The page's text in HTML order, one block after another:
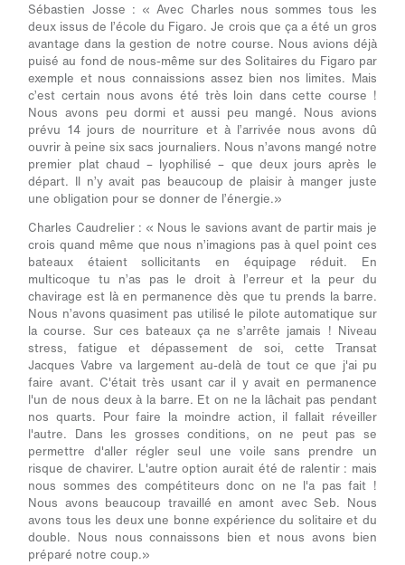
Sébastien Josse : « Avec Charles nous sommes tous les
deux issus de l’école du Figaro. Je crois que ça a été un gros
avantage dans la gestion de notre course. Nous avions déjà
puisé au fond de nous-même sur des Solitaires du Figaro par
exemple et nous connaissions assez bien nos limites. Mais
c’est certain nous avons été très loin dans cette course !
Nous avons peu dormi et aussi peu mangé. Nous avions
prévu 14 jours de nourriture et à l’arrivée nous avons dû
ouvrir à peine six sacs journaliers. Nous n’avons mangé notre
premier plat chaud – lyophilisé – que deux jours après le
départ. Il n’y avait pas beaucoup de plaisir à manger juste
une obligation pour se donner de l’énergie.»
Charles Caudrelier : « Nous le savions avant de partir mais je
crois quand même que nous n’imagions pas à quel point ces
bateaux étaient sollicitants en équipage réduit. En
multicoque tu n’as pas le droit à l’erreur et la peur du
chavirage est là en permanence dès que tu prends la barre.
Nous n’avons quasiment pas utilisé le pilote automatique sur
la course. Sur ces bateaux ça ne s’arrête jamais ! Niveau
stress, fatigue et dépassement de soi, cette Transat
Jacques Vabre va largement au-delà de tout ce que j'ai pu
faire avant. C'était très usant car il y avait en permanence
l'un de nous deux à la barre. Et on ne la lâchait pas pendant
nos quarts. Pour faire la moindre action, il fallait réveiller
l'autre. Dans les grosses conditions, on ne peut pas se
permettre d'aller régler seul une voile sans prendre un
risque de chavirer. L'autre option aurait été de ralentir : mais
nous sommes des compétiteurs donc on ne l'a pas fait !
Nous avons beaucoup travaillé en amont avec Seb. Nous
avons tous les deux une bonne expérience du solitaire et du
double. Nous nous connaissons bien et nous avons bien
préparé notre coup.»